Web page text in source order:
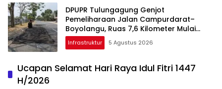
DPUPR Tulungagung Genjot
Pemeliharaan Jalan Campurdarat–
Boyolangu, Ruas 7,6 Kilometer Mulai
Diperbaiki
Infrastruktur 5 Agustus 2026
Ucapan Selamat Hari Raya Idul Fitri 1447
H/2026